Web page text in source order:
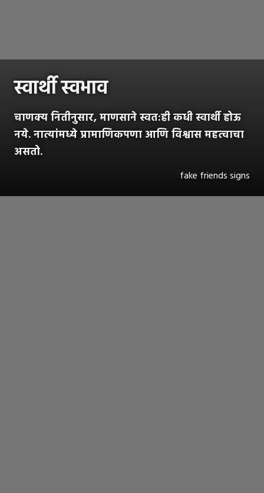
स्वार्थी स्वभाव
चाणक्य नितीनुसार, माणसाने स्वत:ही कधी स्वार्थी होऊ
नये. नात्यांमध्ये प्रामाणिकपणा आणि विश्वास महत्वाचा
असतो.
fake friends signs